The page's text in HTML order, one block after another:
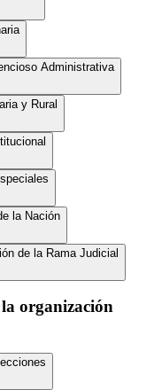
Administrativa
y Rural
la Nación
de la Rama Judicial
organización